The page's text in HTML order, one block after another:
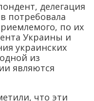
делегация
потребовала
по их
Украины и
украинских
из
являются
что эти